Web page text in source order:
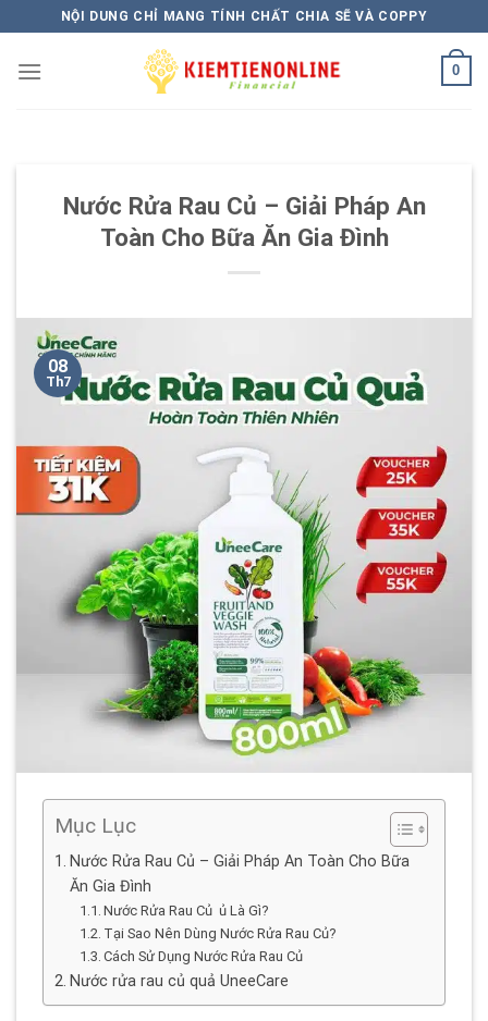
to
content
NỘI DUNG CHỈ MANG TÍNH CHẤT CHIA SẼ VÀ COPPY
0
Nước Rửa Rau Củ – Giải Pháp An
Toàn Cho Bữa Ăn Gia Đình
08
Th7
Mục Lục
Nước Rửa Rau Củ – Giải Pháp An Toàn Cho Bữa
Ăn Gia Đình
Nước Rửa Rau Củ ủ Là Gì?
Tại Sao Nên Dùng Nước Rửa Rau Củ?
Cách Sử Dụng Nước Rửa Rau Củ
Nước rửa rau củ quả UneeCare